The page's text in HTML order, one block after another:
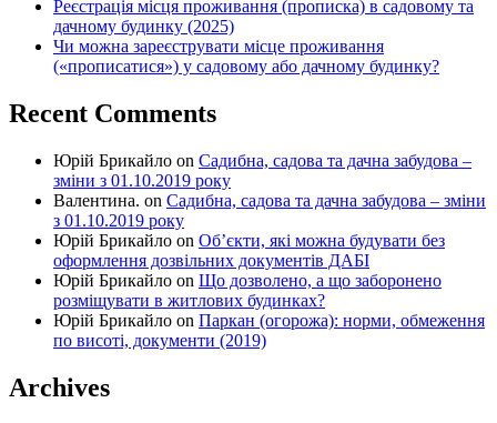
Реєстрація місця проживання (прописка) в садовому та
дачному будинку (2025)
Чи можна зареєструвати місце проживання
(«прописатися») у садовому або дачному будинку?
Recent Comments
Юрій Брикайло on Садибна, садова та дачна забудова –
зміни з 01.10.2019 року
Валентина. on Садибна, садова та дачна забудова – зміни
з 01.10.2019 року
Юрій Брикайло on Об’єкти, які можна будувати без
оформлення дозвільних документів ДАБІ
Юрій Брикайло on Що дозволено, а що заборонено
розміщувати в житлових будинках?
Юрій Брикайло on Паркан (огорожа): норми, обмеження
по висоті, документи (2019)
Archives